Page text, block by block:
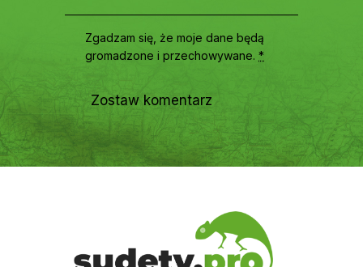
Zgadzam się, że moje dane będą
gromadzone i przechowywane.*